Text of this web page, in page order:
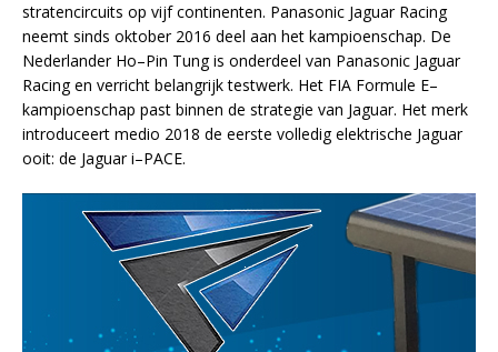
stratencircuits op vijf continenten. Panasonic Jaguar Racing
neemt sinds oktober 2016 deel aan het kampioenschap. De
Nederlander Ho–Pin Tung is onderdeel van Panasonic Jaguar
Racing en verricht belangrijk testwerk. Het FIA Formule E–
kampioenschap past binnen de strategie van Jaguar. Het merk
introduceert medio 2018 de eerste volledig elektrische Jaguar
ooit: de Jaguar i–PACE.